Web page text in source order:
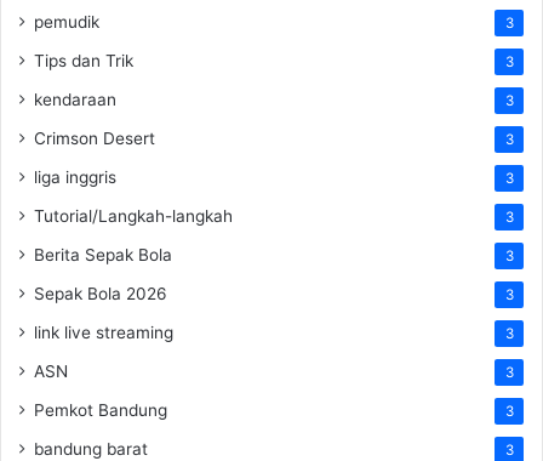
pemudik 3
Tips dan Trik 3
kendaraan 3
Crimson Desert 3
liga inggris 3
Tutorial/Langkah-langkah 3
Berita Sepak Bola 3
Sepak Bola 2026 3
link live streaming 3
ASN 3
Pemkot Bandung 3
bandung barat 3